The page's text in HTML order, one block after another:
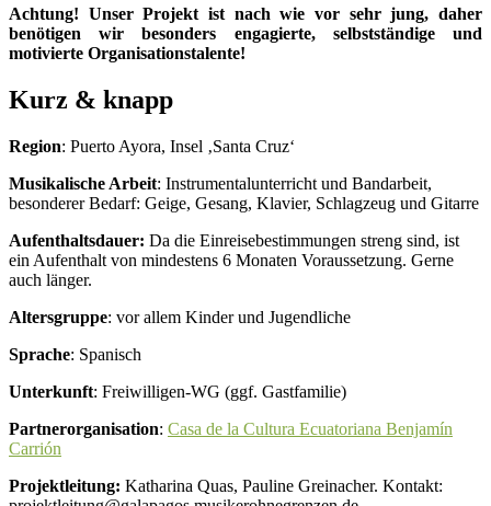
Achtung! Unser Projekt ist nach wie vor sehr jung, daher
benötigen wir besonders engagierte, selbstständige und
motivierte Organisationstalente!
Kurz & knapp
Region: Puerto Ayora, Insel ‚Santa Cruz‘
Musikalische Arbeit: Instrumentalunterricht und Bandarbeit,
besonderer Bedarf: Geige, Gesang, Klavier, Schlagzeug und Gitarre
Aufenthaltsdauer: Da die Einreisebestimmungen streng sind, ist
ein Aufenthalt von mindestens 6 Monaten Voraussetzung. Gerne
auch länger.
Altersgruppe: vor allem Kinder und Jugendliche
Sprache: Spanisch
Unterkunft: Freiwilligen-WG (ggf. Gastfamilie)
Partnerorganisation: Casa de la Cultura Ecuatoriana Benjamín
Carrión
Projektleitung: Katharina Quas, Pauline Greinacher. Kontakt: